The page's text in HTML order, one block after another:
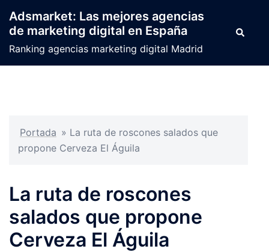
contenido
Adsmarket: Las mejores agencias
de marketing digital en España
Ranking agencias marketing digital Madrid
Buscar
Portada » La ruta de roscones salados que
propone Cerveza El Águila
La ruta de roscones
salados que propone
Cerveza El Águila